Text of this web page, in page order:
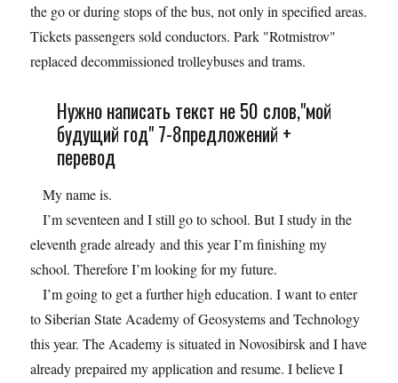
the go or during stops of the bus, not only in specified areas.
Tickets passengers sold conductors. Park "Rotmistrov"
replaced decommissioned trolleybuses and trams.
Нужно написать текст не 50 слов,"мой
будущий год" 7-8предложений +
перевод
My name is.
I’m seventeen and I still go to school. But I study in the
eleventh grade already and this year I’m finishing my
school. Therefore I’m looking for my future.
I’m going to get a further high education. I want to enter
to Siberian State Academy of Geosystems and Technology
this year. The Academy is situated in Novosibirsk and I have
already prepaired my application and resume. I believe I